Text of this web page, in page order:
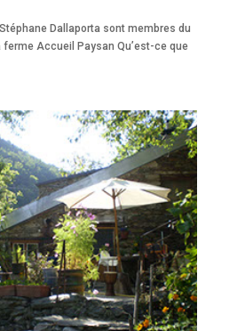
Dallaporta sont membres du
Accueil Paysan Qu’est-ce que